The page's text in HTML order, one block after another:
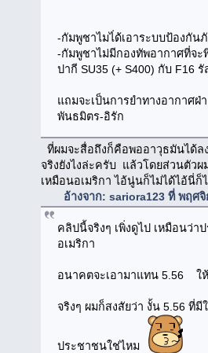
-กัมพูชาไมไ่ด้เอาระบบป้องกัน
-กัมพูชาไม่มีกองทัพอากาศที่จะ
ปากี SU35 (+ S400) กับ F16
แถมจะเป็นการยำทางอากาศฝ่
พันธมิตร-อิรัก
ที่ผมจะสื่อถึงก็คือพออาวุธมันได้ล
จริงยังไงล่ะครับ แล้วโดยส่วนตัว
เหมือนอเมริกา ไอ้นู่นก็ไม่ได้ไอ้นี่ก็
อ้างจาก: sariora123 ที่ พฤศ
คลิปนี้จริงๆ เพิ่งดูไป เหมือนว่า
อเมริกา
อนาคตจะเอามาแทน 5.56
จริงๆ ผมก็สงสัยว่า งั้น 5.56 ที่
ประชาชนใช่ไหม